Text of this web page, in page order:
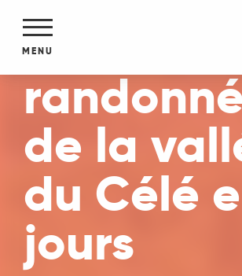
contenu
MENU
Ma
de la
du Célé
jours